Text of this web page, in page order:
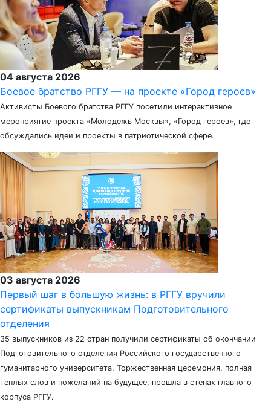
04 августа 2026
Боевое братство РГГУ — на проекте «Город героев»
Активисты Боевого братства РГГУ посетили интерактивное
мероприятие проекта «Молодежь Москвы», «Город героев», где
обсуждались идеи и проекты в патриотической сфере.
03 августа 2026
Первый шаг в большую жизнь: в РГГУ вручили
сертификаты выпускникам Подготовительного
отделения
35 выпускников из 22 стран получили сертификаты об окончании
Подготовительного отделения Российского государственного
гуманитарного университета. Торжественная церемония, полная
теплых слов и пожеланий на будущее, прошла в стенах главного
корпуса РГГУ.